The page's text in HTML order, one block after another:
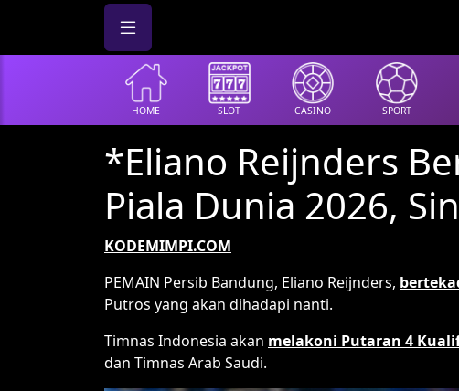
HOME SLOT CASINO SPORT
*Eliano Reijnders
Piala Dunia 2026,
KODEMIMPI.COM
PEMAIN Persib Bandung, Eliano Reijnders,
Putros yang akan dihadapi nanti.
Timnas Indonesia akan melakoni Putaran 4
dan Timnas Arab Saudi.